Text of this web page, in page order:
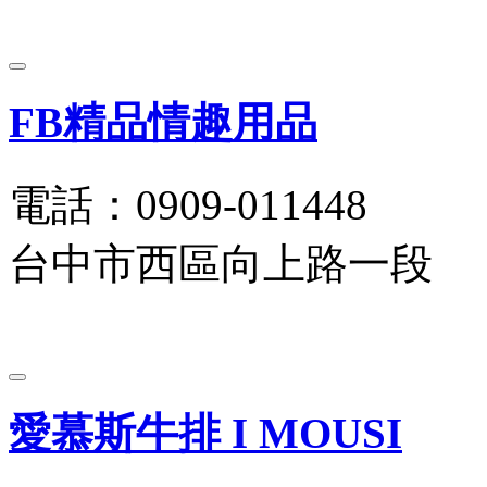
FB精品情趣用品
電話：0909-011448
台中市西區向上路一段
愛慕斯牛排 I MOUSI